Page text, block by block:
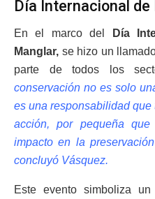
Día Internacional
En el marco del
Día
Manglar, se hizo un
parte de todos los
conservación no es solo
es una responsabilidad que
acción, por pequeña
impacto en la
concluyó Vásquez.
Este evento simboliza